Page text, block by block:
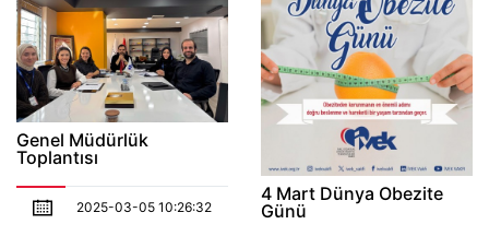
Genel Müdürlük
Toplantısı
2025-03-05 10:26:32
4 Mart Dünya Obezite
Günü